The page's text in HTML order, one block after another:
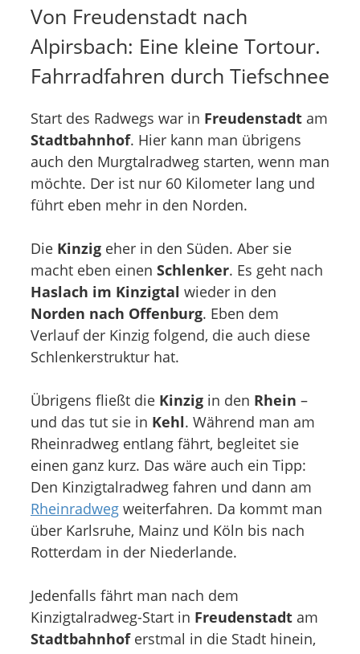
Von Freudenstadt nach
Alpirsbach: Eine kleine Tortour.
Fahrradfahren durch Tiefschnee
Start des Radwegs war in Freudenstadt am
Stadtbahnhof. Hier kann man übrigens
auch den Murgtalradweg starten, wenn man
möchte. Der ist nur 60 Kilometer lang und
führt eben mehr in den Norden.
Die Kinzig eher in den Süden. Aber sie
macht eben einen Schlenker. Es geht nach
Haslach im Kinzigtal wieder in den
Norden nach Offenburg. Eben dem
Verlauf der Kinzig folgend, die auch diese
Schlenkerstruktur hat.
Übrigens fließt die Kinzig in den Rhein –
und das tut sie in Kehl. Während man am
Rheinradweg entlang fährt, begleitet sie
einen ganz kurz. Das wäre auch ein Tipp:
Den Kinzigtalradweg fahren und dann am
Rheinradweg weiterfahren. Da kommt man
über Karlsruhe, Mainz und Köln bis nach
Rotterdam in der Niederlande.
Jedenfalls fährt man nach dem
Kinzigtalradweg-Start in Freudenstadt am
Stadtbahnhoferstmal in die Stadt hinein,